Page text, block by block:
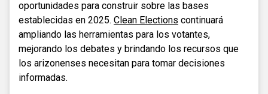
oportunidades para construir sobre las bases
establecidas en 2025. Clean Elections continuará
ampliando las herramientas para los votantes,
mejorando los debates y brindando los recursos que
los arizonenses necesitan para tomar decisiones
informadas.